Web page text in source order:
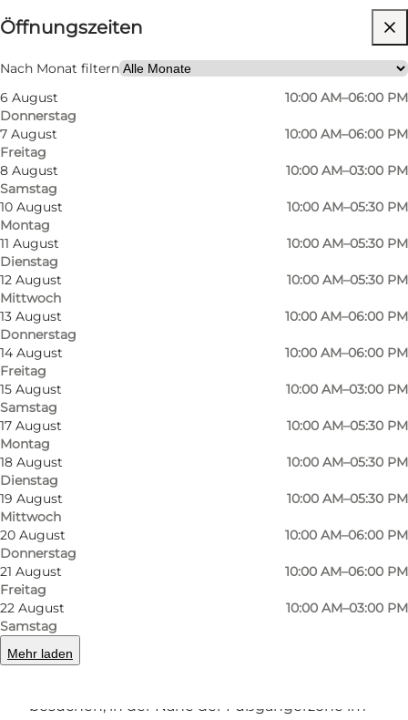
Öffnungszeiten
Nach Monat filtern
6 August
Donnerstag
10:00 AM–06:00 PM
7 August
Freitag
10:00 AM–06:00 PM
8 August
Samstag
10:00 AM–03:00 PM
10 August
Montag
10:00 AM–05:30 PM
11 August
Dienstag
10:00 AM–05:30 PM
12 August
Mittwoch
10:00 AM–05:30 PM
13 August
Donnerstag
10:00 AM–06:00 PM
14 August
Freitag
10:00 AM–06:00 PM
15 August
Samstag
10:00 AM–03:00 PM
17 August
Montag
10:00 AM–05:30 PM
18 August
Dienstag
10:00 AM–05:30 PM
19 August
Mittwoch
10:00 AM–05:30 PM
20 August
Donnerstag
10:00 AM–06:00 PM
21 August
Freitag
10:00 AM–06:00 PM
22 August
Samstag
10:00 AM–03:00 PM
Mehr laden
Website besuchen
In einem der exklusiven
Damenbekleidungsgeschäfte der Stadt, Den
Lille Ida, betreten Sie eine Welt voller Stil, Luxus
und Qualität.
Hier finden Sie sorgfältig ausgewählte Styles
von einer Reihe großer, exklusiver
Modemarken wie Isabel Marant Etoile, Anine
Bing, Dondup, Lala Berlin, M.A.B.E und vielen
mehr.
Bei Den Lille Ida können Sie sich von
fantastischen Styles inspirieren lassen, und das
Personal des Geschäfts steht Ihnen zur
Verfügung, um das perfekte Outfit zu finden,
ob für den Alltag oder einen besonderen
Anlass. Neben Kleidung verkaufen sie auch
Schuhe, Taschen und eine Vielzahl von
Accessoires wie Gürtel, Schmuck und Schals.
besuchen, in der Nähe der Fußgängerzone im